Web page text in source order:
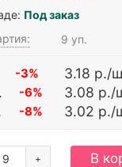
Под заказ
9 уп.
-3%
3.18 р./
-6%
3.08 р./
-8% 3.02 р./
+ В